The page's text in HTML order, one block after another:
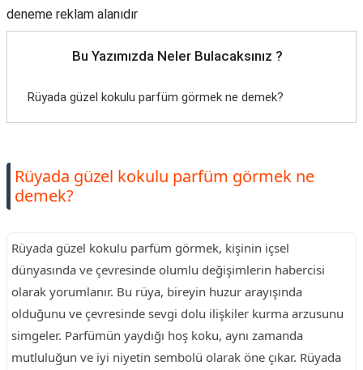
deneme reklam alanıdır
Bu Yazımızda Neler Bulacaksınız ?
Rüyada güzel kokulu parfüm görmek ne demek?
Rüyada güzel kokulu parfüm görmek ne
demek?
Rüyada güzel kokulu parfüm görmek, kişinin içsel
dünyasında ve çevresinde olumlu değişimlerin habercisi
olarak yorumlanır. Bu rüya, bireyin huzur arayışında
olduğunu ve çevresinde sevgi dolu ilişkiler kurma arzusunu
simgeler. Parfümün yaydığı hoş koku, aynı zamanda
mutluluğun ve iyi niyetin sembolü olarak öne çıkar. Rüyada